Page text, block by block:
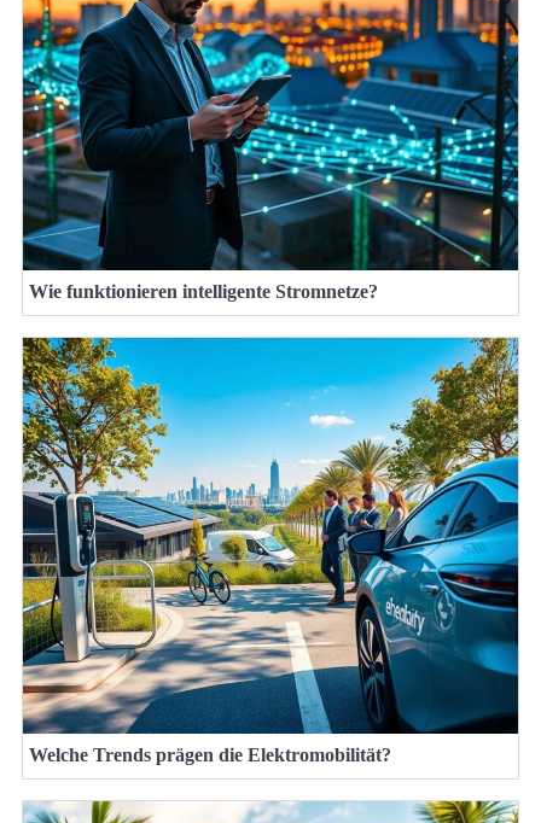
Wie funktionieren intelligente Stromnetze?
Welche Trends prägen die Elektromobilität?